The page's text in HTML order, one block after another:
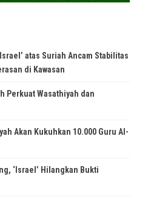
atas Suriah Ancam Stabilitas
di Kawasan
Perkuat Wasathiyah dan
Akan Kukuhkan 10.000 Guru Al-
‘Israel’ Hilangkan Bukti